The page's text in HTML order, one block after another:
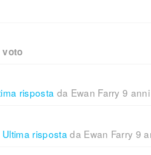
voto
risposta da Ewan Farry9
Ultima risposta da Ewan Farry 9